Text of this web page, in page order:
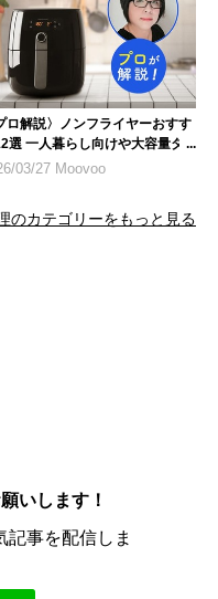
ロ解説〉ノンフライヤーおすす
選 一人暮らし向けや大容量タ
も03/27 Moovoo
のカテゴリーをもっと見る
いします！
記事を配信しま